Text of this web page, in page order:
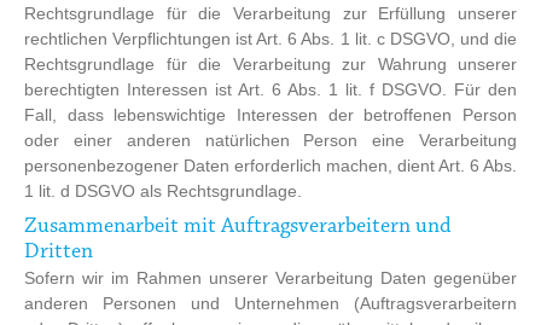
Rechtsgrundlage für die Verarbeitung zur Erfüllung unserer
rechtlichen Verpflichtungen ist Art. 6 Abs. 1 lit. c DSGVO, und die
Rechtsgrundlage für die Verarbeitung zur Wahrung unserer
berechtigten Interessen ist Art. 6 Abs. 1 lit. f DSGVO. Für den
Fall, dass lebenswichtige Interessen der betroffenen Person
oder einer anderen natürlichen Person eine Verarbeitung
personenbezogener Daten erforderlich machen, dient Art. 6 Abs.
1 lit. d DSGVO als Rechtsgrundlage.
Zusammenarbeit mit Auftragsverarbeitern und
Dritten
Sofern wir im Rahmen unserer Verarbeitung Daten gegenüber
anderen Personen und Unternehmen (Auftragsverarbeitern